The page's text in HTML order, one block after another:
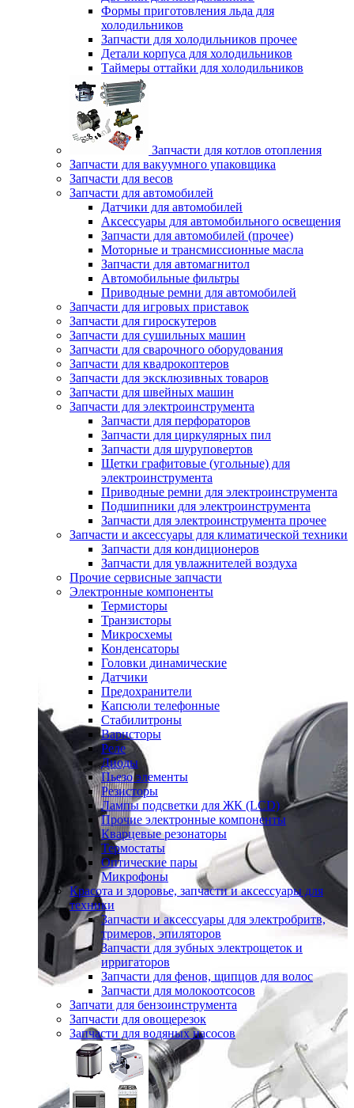
Формы приготовления льда для
холодильников
Запчасти для холодильников прочее
Детали корпуса для холодильников
Таймеры оттайки для холодильников
Запчасти для котлов отопления
Запчасти для вакуумного упаковщика
Запчасти для весов
Запчасти для автомобилей
Датчики для автомобилей
Аксессуары для автомобильного освещения
Запчасти для автомобилей (прочее)
Моторные и трансмиссионные масла
Запчасти для автомагнитол
Автомобильные фильтры
Приводные ремни для автомобилей
Запчасти для игровых приставок
Запчасти для гироскутеров
Запчасти для сушильных машин
Запчасти для сварочного оборудования
Запчасти для квадрокоптеров
Запчасти для эксклюзивных товаров
Запчасти для швейных машин
Запчасти для электроинструмента
Запчасти для перфораторов
Запчасти для циркулярных пил
Запчасти для шуруповертов
Щетки графитовые (угольные) для
электроинструмента
Приводные ремни для электроинструмента
Подшипники для электроинструмента
Запчасти для электроинструмента прочее
Запчасти и аксессуары для климатической техники
Запчасти для кондиционеров
Запчасти для увлажнителей воздуха
Прочие сервисные запчасти
Электронные компоненты
Термисторы
Транзисторы
Микросхемы
Конденсаторы
Головки динамические
Датчики
Предохранители
Капсюли телефонные
Стабилитроны
Варисторы
Реле
Диоды
Пьезо элементы
Резисторы
Лампы подсветки для ЖК (LCD)
Прочие электронные компоненты
Кварцевые резонаторы
Термостаты
Оптические пары
Микрофоны
Красота и здоровье, запчасти и аксессуары для
техники
Запчасти и аксессуары для электробритв,
тримеров, эпиляторов
Запчасти для зубных электрощеток и
ирригаторов
Запчасти для фенов, щипцов для волос
Запчасти для молокоотсосов
Запчати для бензоинструмента
Запчасти для овощерезок
Запчасти для водяных насосов